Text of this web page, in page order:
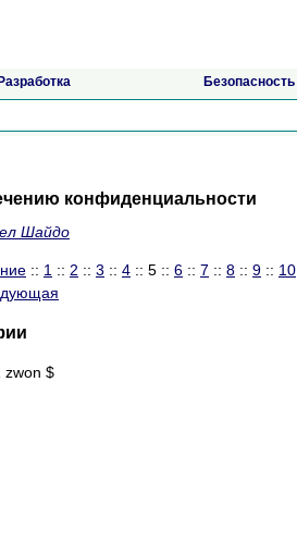
Разработка Безопасность
конфиденциальности
Шайдо
:: 1 :: 2 :: 3 :: 4 :: 5 :: 6 :: 7 :: 8 :: 9 :: 10
zwon $